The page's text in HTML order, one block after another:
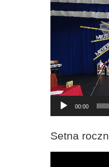
video
00:00
Setna